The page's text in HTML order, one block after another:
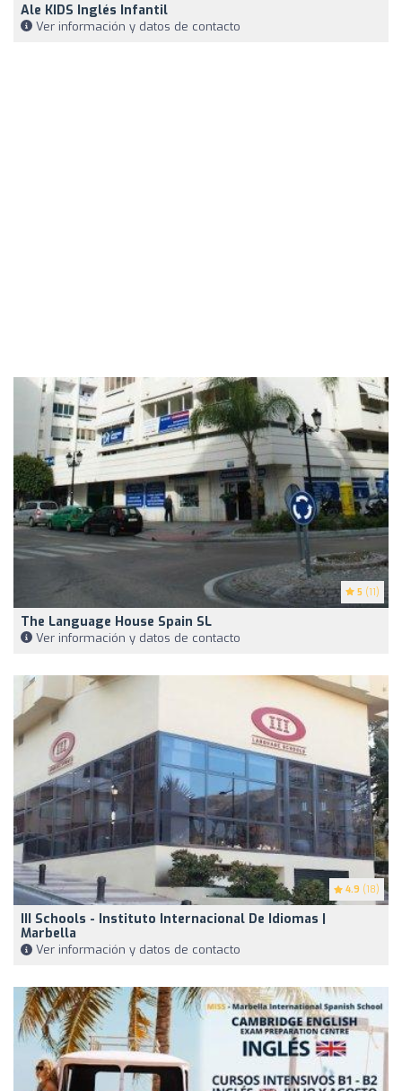
Ale KIDS Inglés Infantil
Ver información y datos de contacto
5 (11)
The Language House Spain SL
Ver información y datos de contacto
4.9 (18)
III Schools - Instituto Internacional De Idiomas |
Marbella
Ver información y datos de contacto